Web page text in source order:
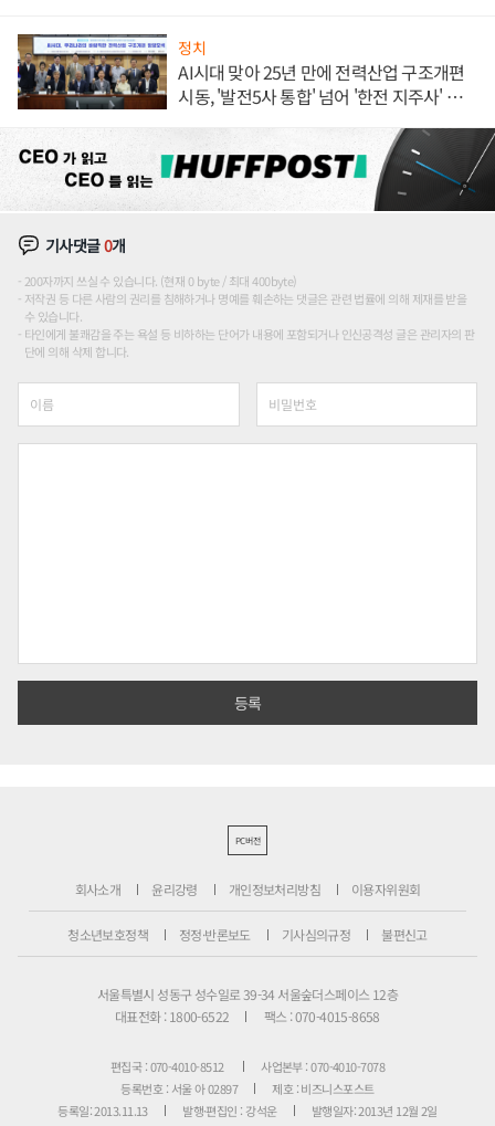
정치
AI시대 맞아 25년 만에 전력산업 구조개편
시동, '발전5사 통합' 넘어 '한전 지주사' 재편
기사댓글0개
200자까지 쓰실 수 있습니다. (현재 0 byte / 최대 400byte)
저작권 등 다른 사람의 권리를 침해하거나 명예를 훼손하는 댓글은 관련 법률에 의해 제재를 받을
수 있습니다.
타인에게 불쾌감을 주는 욕설 등 비하하는 단어가 내용에 포함되거나 인신공격성 글은 관리자의 판
단에 의해 삭제 합니다.
PC버전
회사소개 윤리강령 개인정보처리방침 이용자위원회
청소년보호정책 정정·반론보도 기사심의규정 불편신고
서울특별시 성동구 성수일로 39-34 서울숲더스페이스 12층
대표전화 : 1800-6522
팩스 : 070-4015-8658
편집국 : 070-4010-8512
사업본부 : 070-4010-7078
등록번호 : 서울 아 02897
제호 : 비즈니스포스트
등록일: 2013.11.13
발행·편집인 : 강석운
발행일자: 2013년 12월 2일